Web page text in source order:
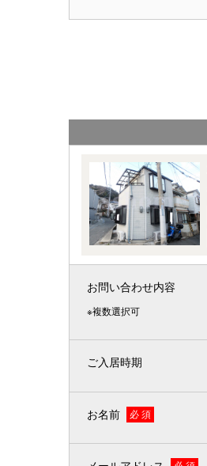
お問い合わせ内容
※複数選択可
ご入居時期
お名前 必 須